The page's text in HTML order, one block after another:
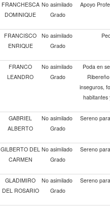
FRANCHESCA
DOMINIQUE
No asimilado
Grado
Apoyo
FRANCISCO
ENRIQUE
No asimilado
Grado
FRANCO
LEANDRO
No asimilado
Grado
Poda en
inseguros,
habitantes
GABRIEL
ALBERTO
No asimilado
Grado
Sereno
GILBERTO DEL
CARMEN
No asimilado
Grado
Sereno
GLADIMIRO
DEL ROSARIO
No asimilado
Grado
Sereno